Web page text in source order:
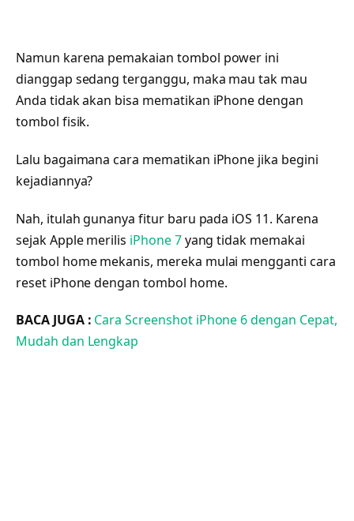
Namun karena pemakaian tombol power ini
dianggap sedang terganggu, maka mau tak mau
Anda tidak akan bisa mematikan iPhone dengan
tombol fisik.
Lalu bagaimana cara mematikan iPhone jika begini
kejadiannya?
Nah, itulah gunanya fitur baru pada iOS 11. Karena
sejak Apple merilis iPhone 7yang tidak memakai
tombol home mekanis, mereka mulai mengganti cara
reset iPhone dengan tombol home.
BACA JUGA : Cara Screenshot iPhone 6 dengan Cepat,
Mudah dan Lengkap